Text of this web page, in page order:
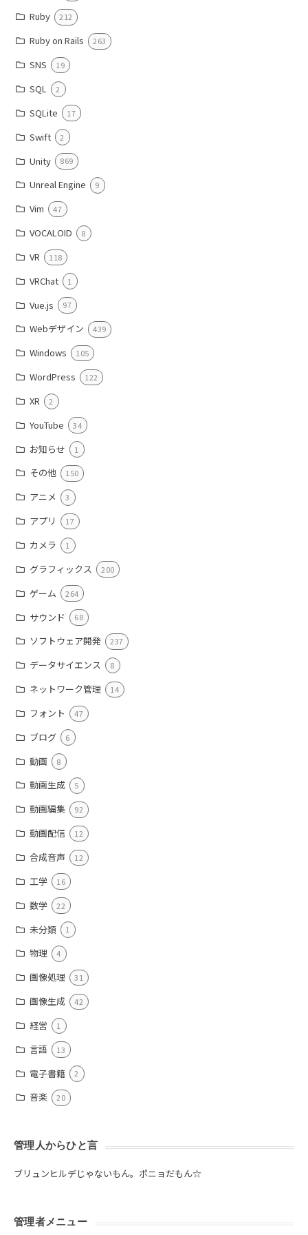
Ruby 212
Ruby on Rails 263
SNS 19
SQL 2
SQLite 17
Swift 2
Unity 869
Unreal Engine 9
Vim 47
VOCALOID 8
VR 118
VRChat 1
Vue.js 97
Webデザイン 439
Windows 105
WordPress 122
XR 2
YouTube 34
お知らせ 1
その他 150
アニメ 3
アプリ 17
カメラ 1
グラフィックス 200
ゲーム 264
サウンド 68
ソフトウェア開発 237
データサイエンス 8
ネットワーク管理 14
フォント 47
ブログ 6
動画 8
動画生成 5
動画編集 92
動画配信 12
合成音声 12
工学 16
数学 22
未分類 1
物理 4
画像処理 31
画像生成 42
経営 1
言語 13
電子書籍 2
音楽 20
管理人からひと言
ブリュンヒルデじゃないもん。ポニョだもん☆
管理者メニュー